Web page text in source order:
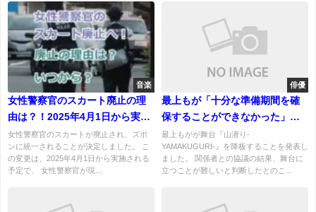
音楽
女性警察官のスカート廃止の理
由は？！2025年4月1日から実施
される予定
女性警察官のスカートが廃止され、ズボ
ンに統一されることが決定しました。 こ
の変更は、2025年4月1日から実施される
予定で、 女性警察官が現...
俳優
最上もが「十分な準備期間を確
保することができなかった」理
由とは？舞台『山潜り』を降
板！
最上もがが舞台『山潜り-
YAMAKUGURI-』を降板することを発表し
ました。 関係者との協議の結果、舞台に
立つことが難しいと判断したとのこ...